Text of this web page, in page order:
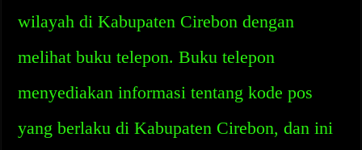
wilayah di Kabupaten Cirebon dengan
melihat buku telepon. Buku telepon
menyediakan informasi tentang kode pos
yang berlaku di Kabupaten Cirebon, dan ini